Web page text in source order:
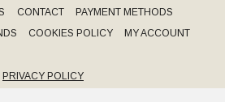
CONTACT
PAYMENT METHODS
COOKIES POLICY MY ACCOUNT
PRIVACY POLICY